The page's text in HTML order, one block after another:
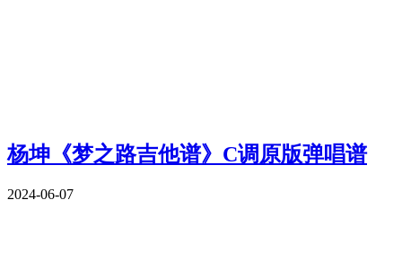
杨坤《梦之路吉他谱》C调原版弹唱谱
2024-06-07